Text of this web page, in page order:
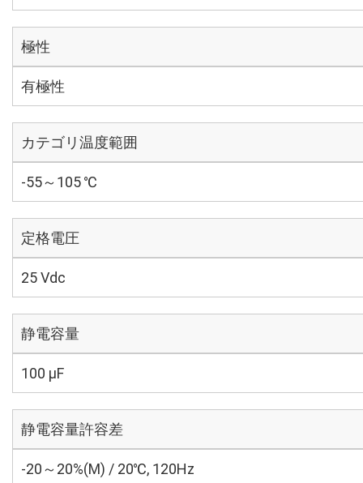
極性
有極性
カテゴリ温度範囲
-55～105 ℃
定格電圧
25 Vdc
静電容量
100 µF
静電容量許容差
-20～20%(M) / 20℃, 120Hz